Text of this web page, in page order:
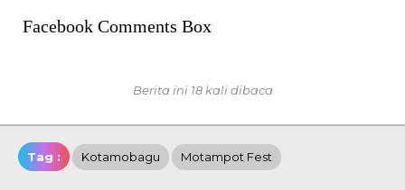
Facebook Comments Box
Berita ini 18 kali dibaca
Tag : Kotamobagu Motampot Fest